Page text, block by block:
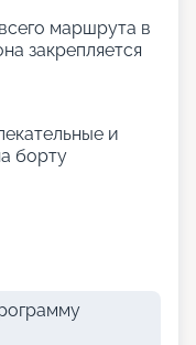
маршрута в
закрепляется
и
борту